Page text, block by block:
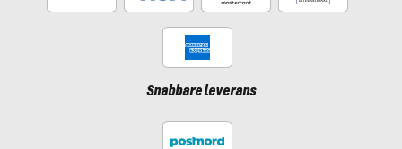
Snabbare leverans